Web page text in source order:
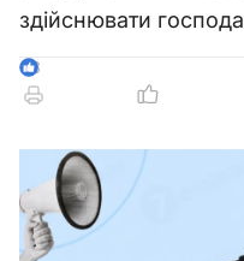
здійснювати
3